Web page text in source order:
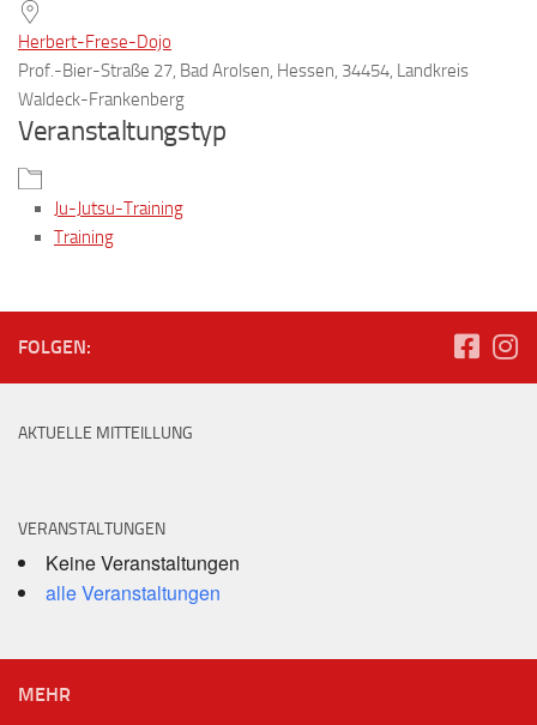
Herbert-Frese-Dojo
Prof.-Bier-Straße 27, Bad Arolsen, Hessen, 34454, Landkreis
Waldeck-Frankenberg
Veranstaltungstyp
Ju-Jutsu-Training
Training
FOLGEN:
AKTUELLE MITTEILLUNG
VERANSTALTUNGEN
Keine Veranstaltungen
alle Veranstaltungen
MEHR